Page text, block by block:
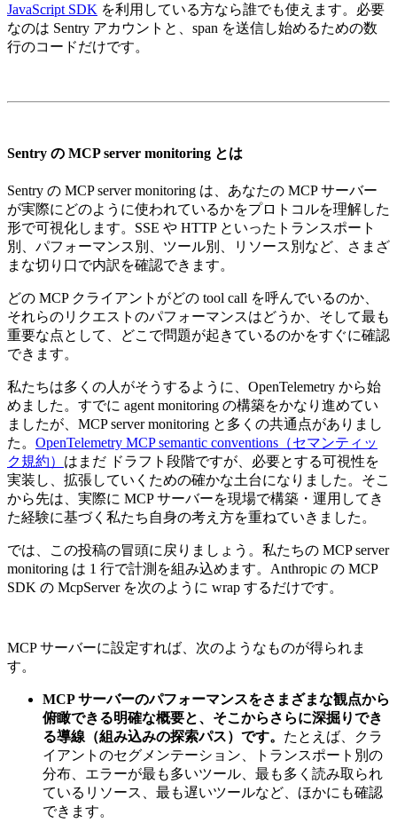
JavaScript SDK を利用している方なら誰でも使えます。必要
なのは Sentry アカウントと、span を送信し始めるための数
行のコードだけです。
Sentry の MCP server monitoring とは
Sentry の MCP server monitoring は、あなたの MCP サーバー
が実際にどのように使われているかをプロトコルを理解した
形で可視化します。SSE や HTTP といったトランスポート
別、パフォーマンス別、ツール別、リソース別など、さまざ
まな切り口で内訳を確認できます。
どの MCP クライアントがどの tool call を呼んでいるのか、
それらのリクエストのパフォーマンスはどうか、そして最も
重要な点として、どこで問題が起きているのかをすぐに確認
できます。
私たちは多くの人がそうするように、OpenTelemetry から始
めました。すでに agent monitoring の構築をかなり進めてい
ましたが、MCP server monitoring と多くの共通点がありまし
た。 OpenTelemetry MCP semantic conventions（セマンティッ
ク規約） はまだ ドラフト段階ですが、必要とする可視性を
実装し、拡張していくための確かな土台になりました。そこ
から先は、実際に MCP サーバーを現場で構築・運用してき
た経験に基づく私たち自身の考え方を重ねていきました。
では、この投稿の冒頭に戻りましょう。私たちの MCP server
monitoring は 1 行で計測を組み込めます。Anthropic の MCP
SDK の McpServer を次のように wrap するだけです。
MCP サーバーに設定すれば、次のようなものが得られま
す。
MCP サーバーのパフォーマンスをさまざまな観点から
俯瞰できる明確な概要と、そこからさらに深掘りでき
る導線（組み込みの探索パス）です。 たとえば、クラ
イアントのセグメンテーション、トランスポート別の
分布、エラーが最も多いツール、最も多く読み取られ
ているリソース、最も遅いツールなど、ほかにも確認
できます。